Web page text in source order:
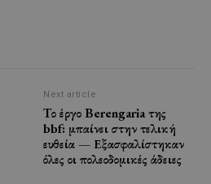
Next article
Tο έργο Berengaria της
bbf: μπαίνει στην τελική
ευθεία — Εξασφαλίστηκαν
όλες οι πολεοδομικές άδειες